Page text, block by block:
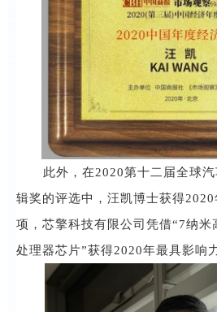
此外，在2020第十二届全球
辑奖的评选中，汪凯博士获得
项，芯擎科技有限公司凭借“7纳米
处理器芯片”获得2020年最具影响